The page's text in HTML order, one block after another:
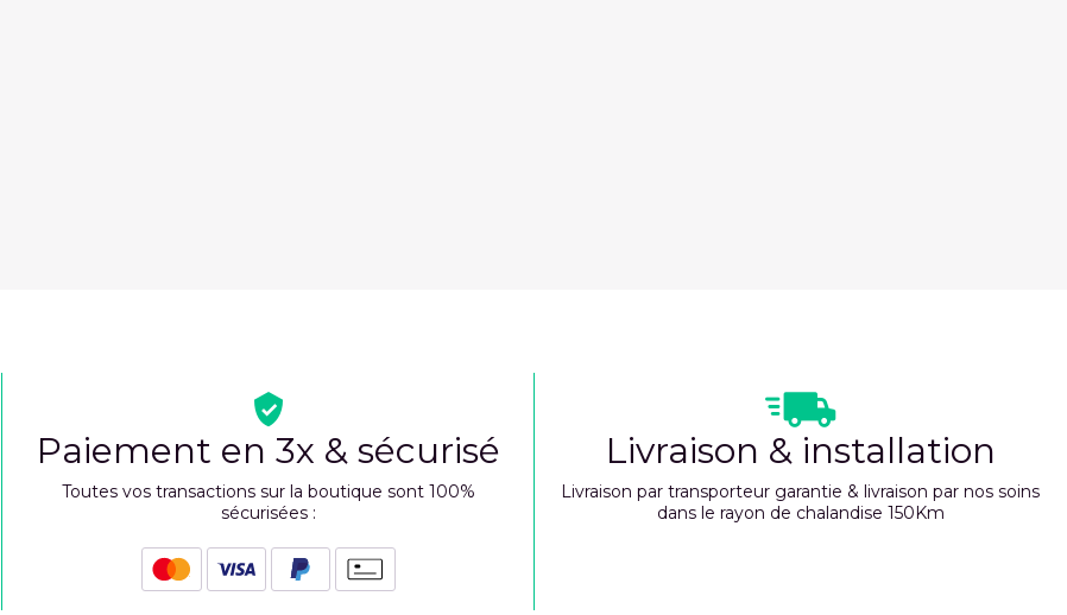
Paiement en 3x & sécurisé
Toutes vos transactions sur la boutique sont 100%
sécurisées :
Livraison & installation
Livraison par transporteur garantie & livraison par nos soins
dans le rayon de chalandise 150Km